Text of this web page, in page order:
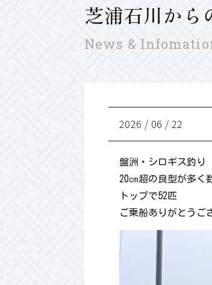
芝浦石川から
News &
2026 / 06 / 22
盤洲・シロギス釣り
20㎝超の良型が多く
トップで52匹
ご乗船ありがとうご